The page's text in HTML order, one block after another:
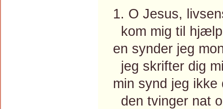
1. O Jesus,
kom mig til
en synder jeg
jeg skrifter dig
min synd jeg ikke
den tvinger nat